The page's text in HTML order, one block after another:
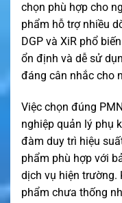
chọn phù hợp cho
phẩm hỗ trợ nhiều
DGP và XiR phổ
ổn định và dễ sử
đáng cân nhắc cho
Việc chọn đúng
nghiệp quản lý phụ
đàm duy trì hiệu
phẩm phù hợp với
dịch vụ hiện trường.
phẩm chưa thống